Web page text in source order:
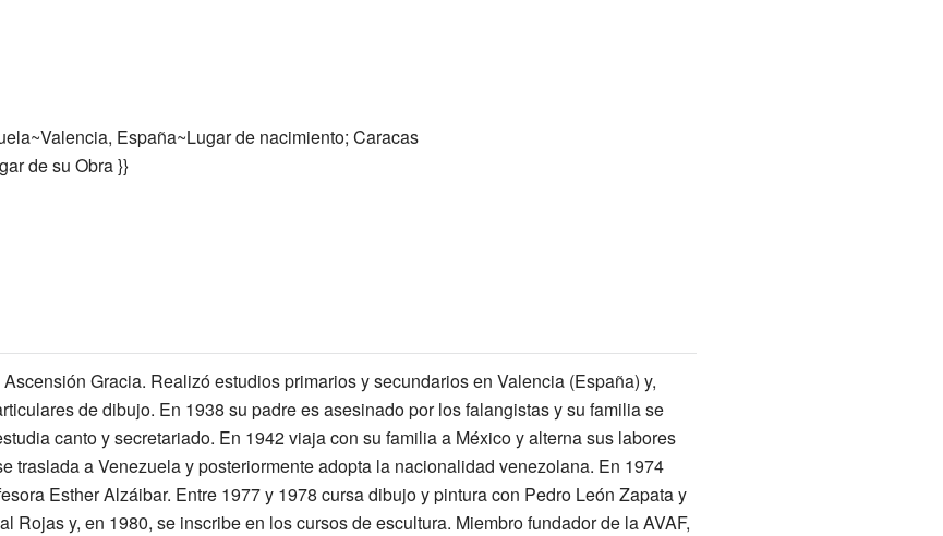
España~Lugar de nacimiento; Caracas
de su Obra }}
Gracia. Realizó estudios primarios y secundarios en Valencia (España) y,
de dibujo. En 1938 su padre es asesinado por los falangistas y su familia se
canto y secretariado. En 1942 viaja con su familia a México y alterna sus labores
traslada a Venezuela y posteriormente adopta la nacionalidad venezolana. En 1974
Esther Alzáibar. Entre 1977 y 1978 cursa dibujo y pintura con Pedro León Zapata y
Rojas y, en 1980, se inscribe en los cursos de escultura. Miembro fundador de la AVAF,